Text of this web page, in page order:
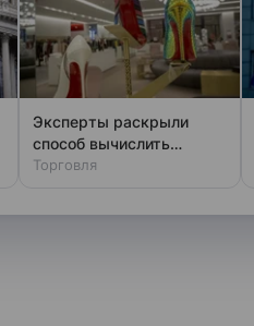
Эксперты раскрыли
способ вычислить
фальшивый люкс за
Торговля